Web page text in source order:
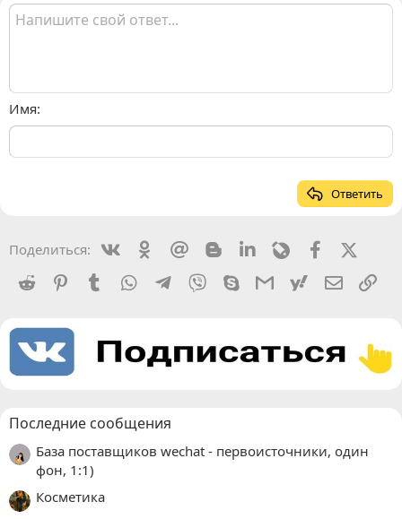
Имя
Ответить
Поделиться: VkontakteOdnoklassniki
Mail.ru BloggerLinkedinLivejournalFacebook
Reddit
PinterestTumblr WhatsAppTelegram
Viber SkypeGmailyahoomail
Последние сообщения
База поставщиков wechat - первоисточники, один
фон, 1:1)
Косметика